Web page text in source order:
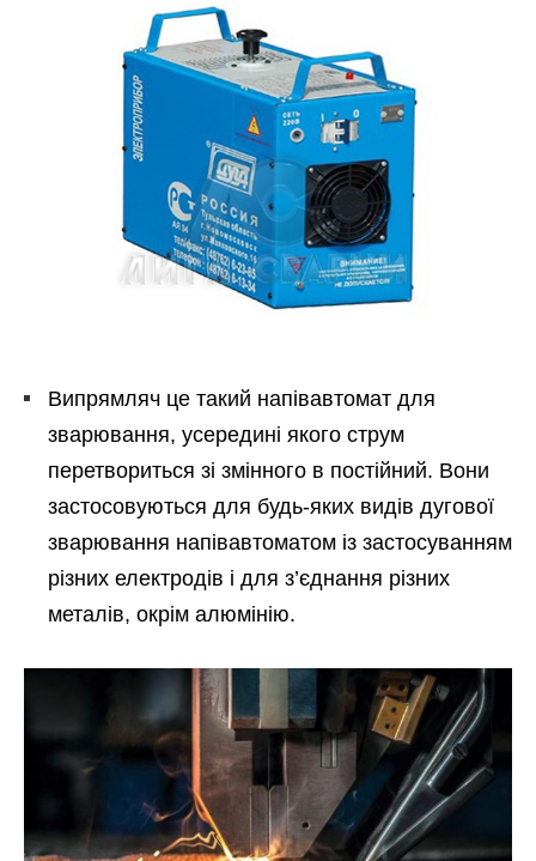
Випрямляч це такий напівавтомат для
зварювання, усередині якого струм
перетвориться зі змінного в постійний. Вони
застосовуються для будь-яких видів дугової
зварювання напівавтоматом із застосуванням
різних електродів і для з’єднання різних
металів, окрім алюмінію.